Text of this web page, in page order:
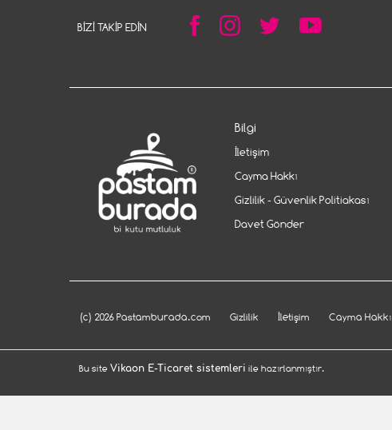
BIZI TAKIP EDIN
Bilgi
İletişim
Cayma Hakkı
Gizlilik - Güvenlik Politiakası
Davet Gönder
(c) 2026 Pastamburada.com Gizlilik İletişim Cayma Hakkı
Bu site Vikaon E-Ticaret sistemleri ile hazırlanmıştır.